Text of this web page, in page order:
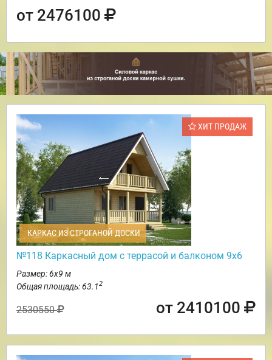
от 2476100
ХИТ ПРОДАЖ
КАРКАС ИЗ СТРОГАНОЙ ДОСКИ
№118 Каркасный дом с террасой и балконом 9х6
Размер: 6х9 м
Общая площадь: 63.12
2530550 от 2410100